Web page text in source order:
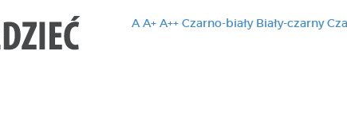
A A+ A++ Czarno-biały Biały-czarny